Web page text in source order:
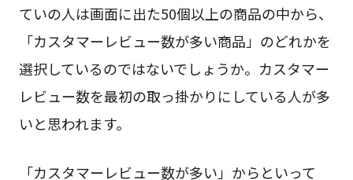
ていの人は画面に出た50個以上の商品の中から、
「カスタマーレビュー数が多い商品」のどれかを
選択しているのではないでしょうか。カスタマー
レビュー数を最初の取っ掛かりにしている人が多
いと思われます。
「カスタマーレビュー数が多い」からといって